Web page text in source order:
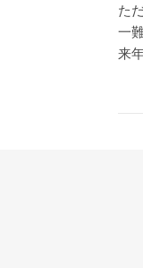
た
一
来